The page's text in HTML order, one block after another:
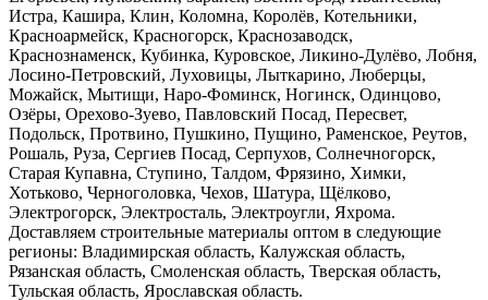
Истра, Кашира, Клин, Коломна, Королёв, Котельники,
Красноармейск, Красногорск, Краснозаводск,
Краснознаменск, Кубинка, Куровское, Ликино-Дулёво, Лобня,
Лосино-Петровский, Луховицы, Лыткарино, Люберцы,
Можайск, Мытищи, Наро-Фоминск, Ногинск, Одинцово,
Озёры, Орехово-Зуево, Павловский Посад, Пересвет,
Подольск, Протвино, Пушкино, Пущино, Раменское, Реутов,
Рошаль, Руза, Сергиев Посад, Серпухов, Солнечногорск,
Старая Купавна, Ступино, Талдом, Фрязино, Химки,
Хотьково, Черноголовка, Чехов, Шатура, Щёлково,
Электрогорск, Электросталь, Электроугли, Яхрома.
Доставляем строительные материалы оптом в следующие
регионы: Владимирская область, Калужская область,
Рязанская область, Смоленская область, Тверская область,
Тульская область, Ярославская область.